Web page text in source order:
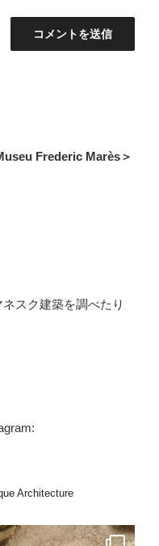
Frederic Marès＞
スク建築を調べたり
Architecture